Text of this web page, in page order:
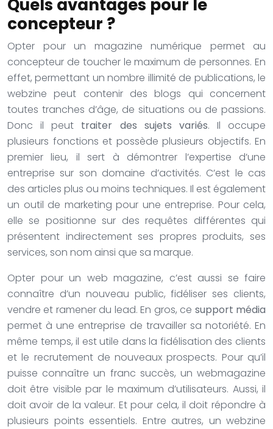
Quels avantages pour le
concepteur ?
Opter pour un magazine numérique permet au
concepteur de toucher le maximum de personnes. En
effet, permettant un nombre illimité de publications, le
webzine peut contenir des blogs qui concernent
toutes tranches d’âge, de situations ou de passions.
Donc il peut traiter des sujets variés. Il occupe
plusieurs fonctions et possède plusieurs objectifs. En
premier lieu, il sert à démontrer l’expertise d’une
entreprise sur son domaine d’activités. C’est le cas
des articles plus ou moins techniques. Il est également
un outil de marketing pour une entreprise. Pour cela,
elle se positionne sur des requêtes différentes qui
présentent indirectement ses propres produits, ses
services, son nom ainsi que sa marque.
Opter pour un web magazine, c’est aussi se faire
connaître d’un nouveau public, fidéliser ses clients,
vendre et ramener du lead. En gros, ce support média
permet à une entreprise de travailler sa notoriété. En
même temps, il est utile dans la fidélisation des clients
et le recrutement de nouveaux prospects. Pour qu’il
puisse connaître un franc succès, un webmagazine
doit être visible par le maximum d’utilisateurs. Aussi, il
doit avoir de la valeur. Et pour cela, il doit répondre à
plusieurs points essentiels. Entre autres, un webzine